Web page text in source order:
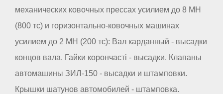
механических ковочных прессах усилием до 8 МН
(800 тс) и горизонтально-ковочных машинах
усилием до 2 МН (200 тс): Вал карданный - высадки
концов вала. Гайки корончасті - высадки. Клапаны
автомашины ЗИЛ-150 - высадки и штамповки.
Крышки шатунов автомобилей - штамповка.